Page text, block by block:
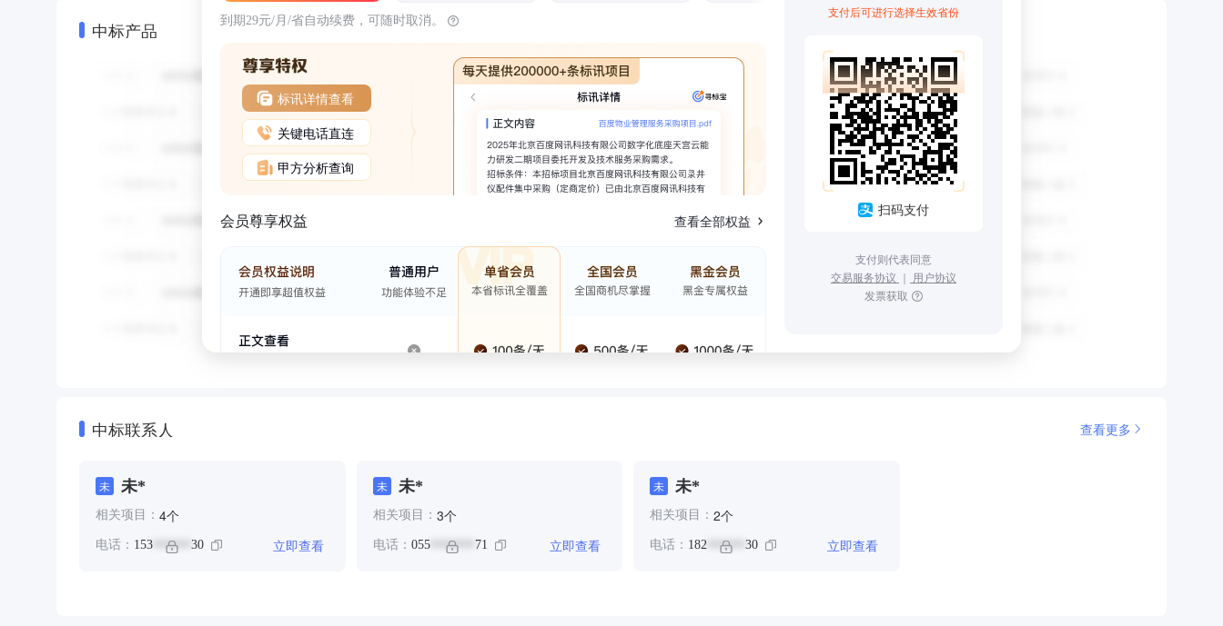
中标产品 到期29元/月/省自动续费，可随时取消。
标讯详情查看
关键电话直连
甲方分析查询
会员尊享权益 查看全部权益
支付后可进行选择生效省份
扫码支付
支付则代表同意
交易服务协议 ｜ 用户协议
发票获取
中标联系人 查看更多
未 未*
相关项目： 4个
电话： 153 ****** 30 立即查看
未 未*
相关项目： 3个
电话： 055******* 71 立即查看
未 未*
相关项目： 2个
电话： 182 ****** 30 立即查看